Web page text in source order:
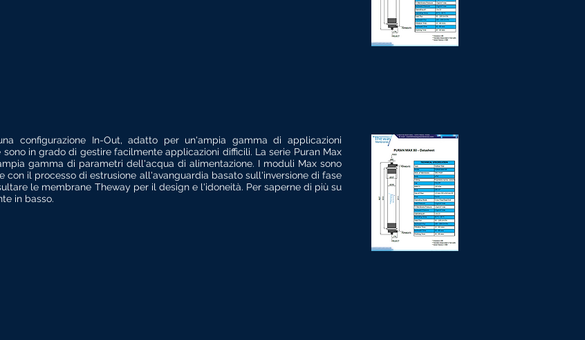
configurazione In-Out, adatto per un'ampia gamma di applicazioni
in grado di gestire facilmente applicazioni difficili. La serie Puran Max
gamma di parametri dell'acqua di alimentazione. I moduli Max sono
con il processo di estrusione all'avanguardia basato sull'inversione di fase
le membrane Theway per il design e l'idoneità. Per saperne di più su
in basso.